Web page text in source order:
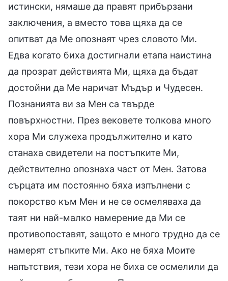
истински, нямаше да правят прибързани
заключения, а вместо това щяха да се
опитват да Ме опознаят чрез словото Ми.
Едва когато биха достигнали етапа наистина
да прозрат действията Ми, щяха да бъдат
достойни да Ме наричат Мъдър и Чудесен.
Познанията ви за Мен са твърде
повърхностни. През вековете толкова много
хора Ми служеха продължително и като
станаха свидетели на постъпките Ми,
действително опознаха част от Мен. Затова
сърцата им постоянно бяха изпълнени с
покорство към Мен и не се осмеляваха да
таят ни най-малко намерение да Ми се
противопоставят, защото е много трудно да се
намерят стъпките Ми. Ако не бяха Моите
напътствия, тези хора не биха се осмелили да